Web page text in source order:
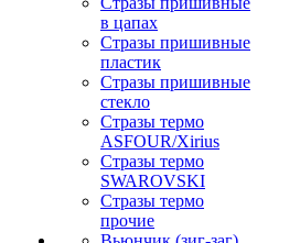
в цапах
Стразы пришивные
пластик
Стразы пришивные
стекло
Стразы термо
ASFOUR/Xirius
Стразы термо
SWAROVSKI
Стразы термо
прочие